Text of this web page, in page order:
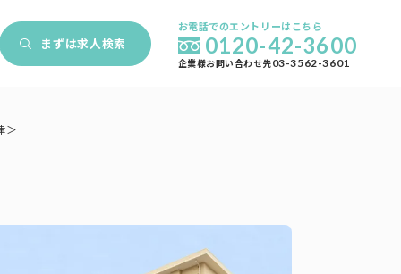
まずは求人検索
お電話でのエントリーはこちら
0120-42-3600
企業様お問い合わせ先03-3562-3601
＞